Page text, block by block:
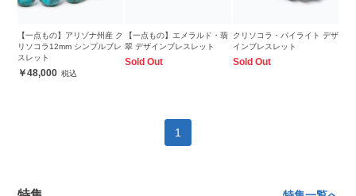
【一点もの】アリゾナ州産 ク
リソコラ12mm シンプルブレ
スレット
48,000
【一点もの】エメラルド・翡
翠 デザインブレスレット
Sold Out
クリソコラ・パイライト デザ
インブレスレット
Sold Out
1